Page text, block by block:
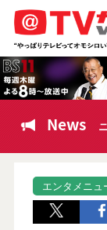
News
エンタメニュ